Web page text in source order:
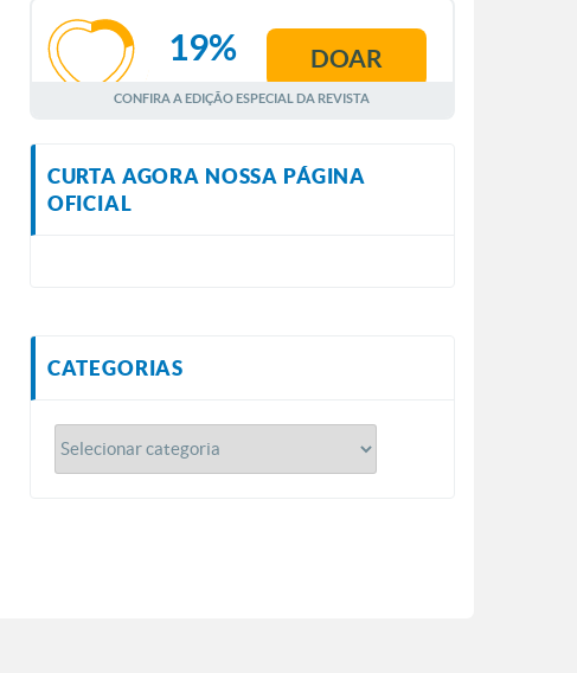
AGOSTO
19% DOAR
CONFIRA A EDIÇÃO ESPECIAL DA REVISTA
CURTA AGORA NOSSA PÁGINA
OFICIAL
CATEGORIAS